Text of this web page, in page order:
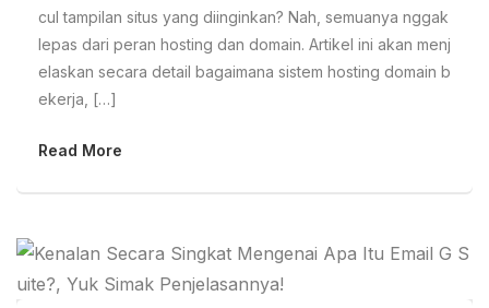
cul tampilan situs yang diinginkan? Nah, semuanya nggak
lepas dari peran hosting dan domain. Artikel ini akan menj
elaskan secara detail bagaimana sistem hosting domain b
ekerja, […]
Read More